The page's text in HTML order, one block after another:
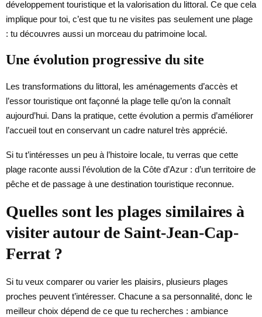
développement touristique et la valorisation du littoral. Ce que cela
implique pour toi, c’est que tu ne visites pas seulement une plage
: tu découvres aussi un morceau du patrimoine local.
Une évolution progressive du site
Les transformations du littoral, les aménagements d’accès et
l’essor touristique ont façonné la plage telle qu’on la connaît
aujourd’hui. Dans la pratique, cette évolution a permis d’améliorer
l’accueil tout en conservant un cadre naturel très apprécié.
Si tu t’intéresses un peu à l’histoire locale, tu verras que cette
plage raconte aussi l’évolution de la Côte d’Azur : d’un territoire de
pêche et de passage à une destination touristique reconnue.
Quelles sont les plages similaires à
visiter autour de Saint-Jean-Cap-
Ferrat ?
Si tu veux comparer ou varier les plaisirs, plusieurs plages
proches peuvent t’intéresser. Chacune a sa personnalité, donc le
meilleur choix dépend de ce que tu recherches : ambiance